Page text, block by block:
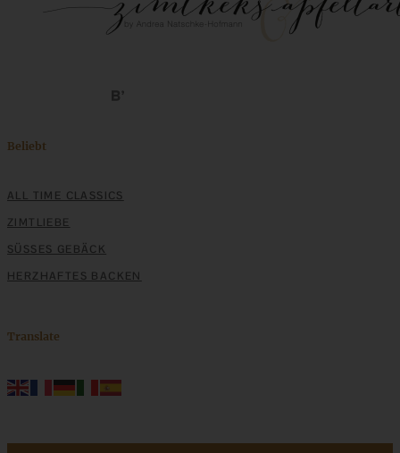
Beliebt
ALL TIME CLASSICS
ZIMTLIEBE
SÜSSES GEBÄCK
HERZHAFTES BACKEN
Translate